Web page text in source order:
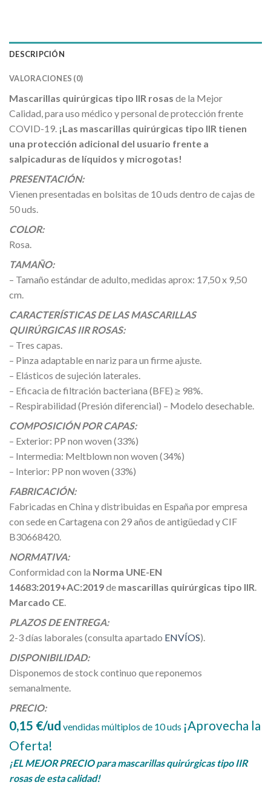
DESCRIPCIÓN
VALORACIONES (0)
Mascarillas quirúrgicas tipo IIR rosas de la Mejor
Calidad, para uso médico y personal de protección frente
COVID-19. ¡Las mascarillas quirúrgicas tipo IIR tienen
una protección adicional del usuario frente a
salpicaduras de líquidos y microgotas!
PRESENTACIÓN:
Vienen presentadas en bolsitas de 10 uds dentro de cajas de
50 uds.
COLOR:
Rosa.
TAMAÑO:
– Tamaño estándar de adulto, medidas aprox: 17,50 x 9,50
cm.
CARACTERÍSTICAS DE LAS MASCARILLAS
QUIRÚRGICAS IIR ROSAS:
– Tres capas.
– Pinza adaptable en nariz para un firme ajuste.
– Elásticos de sujeción laterales.
– Eficacia de filtración bacteriana (BFE) ≥ 98%.
– Respirabilidad (Presión diferencial) – Modelo desechable.
COMPOSICIÓN POR CAPAS:
– Exterior: PP non woven (33%)
– Intermedia: Meltblown non woven (34%)
– Interior: PP non woven (33%)
FABRICACIÓN:
Fabricadas en China y distribuidas en España por empresa
con sede en Cartagena con 29 años de antigüedad y CIF
B30668420.
NORMATIVA:
Conformidad con la Norma UNE-EN
14683:2019+AC:2019de mascarillas quirúrgicas tipo IIR
Marcado CE
PLAZOS DE ENTREGA:
2-3 días laborales (consulta apartado ENVÍOS).
DISPONIBILIDAD:
Disponemos de stock continuo que reponemos
semanalmente.
PRECIO:
0,15 €/ud vendidas múltiplos de 10 uds ¡Aprovecha la
Oferta!
¡EL MEJOR PRECIO para mascarillas quirúrgicas tipo IIR
rosas de esta calidad!